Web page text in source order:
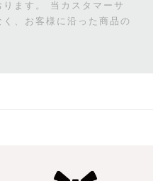
ます。
当カスタマーサ
、お客様に沿った商品の